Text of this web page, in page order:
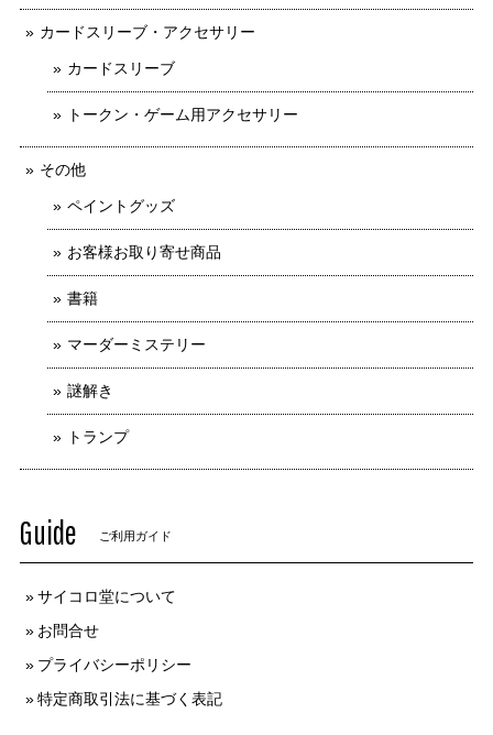
カードスリーブ・アクセサリー
カードスリーブ
トークン・ゲーム用アクセサリー
その他
ペイントグッズ
お客様お取り寄せ商品
書籍
マーダーミステリー
謎解き
トランプ
Guide ご利用ガイド
サイコロ堂について
お問合せ
プライバシーポリシー
特定商取引法に基づく表記